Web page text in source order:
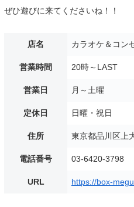
ぜひ遊びに来てくださいね！！
店名 カラオケ＆コン
営業時間 20時～LAST
営業日 月～土曜
定休日 日曜・祝日
住所 東京都品川区上
電話番号 03-6420-3798
URL https://box-